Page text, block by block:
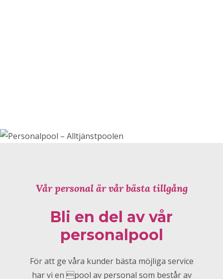
Vår personal är vår bästa tillgång
Bli en del av vår
personalpool
För att ge våra kunder bästa möjliga service
har vi en pool av personal som består av